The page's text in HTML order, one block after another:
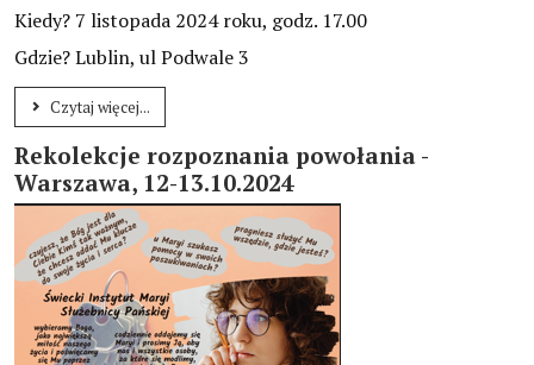
Kiedy? 7 listopada 2024 roku, godz. 17.00
Gdzie? Lublin, ul Podwale 3
Czytaj więcej...
Rekolekcje rozpoznania powołania -
Warszawa, 12-13.10.2024